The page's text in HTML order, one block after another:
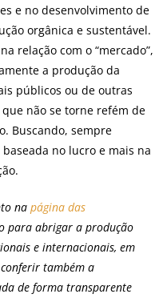
e no desenvolvimento de
orgânica e sustentável.
relação com o “mercado”,
a produção da
públicos ou de outras
não se torne refém de
Buscando, sempre
no lucro e mais na
na página das
para abrigar a produção
e internacionais, em
também a
de forma transparente